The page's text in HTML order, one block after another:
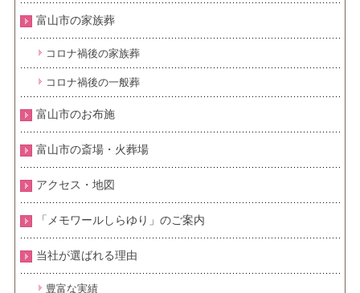
富山市の家族葬
コロナ禍後の家族葬
コロナ禍後の一般葬
富山市のお布施
富山市の斎場・火葬場
アクセス・地図
「メモワールしらゆり」のご案内
当社が選ばれる理由
豊富な実績